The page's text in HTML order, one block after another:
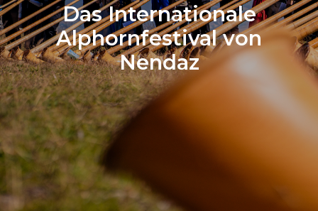
Das Internationale
Alphornfestival von
Nendaz